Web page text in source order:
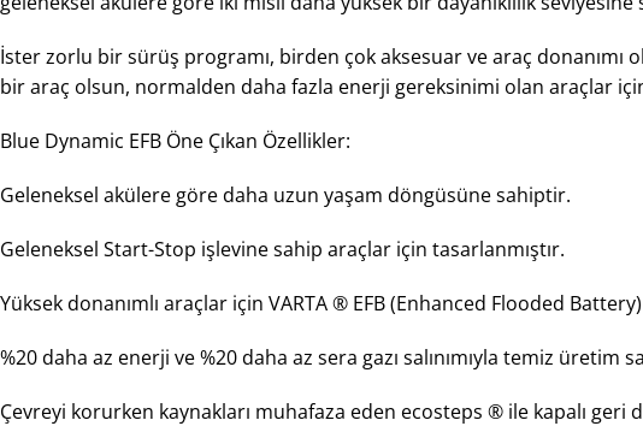
İster zorlu bir sürüş programı, birden çok aksesuar ve araç
bir araç olsun, normalden daha fazla enerji gereksinimi olan araçlar
Blue Dynamic EFB Öne Çıkan Özellikler:
Geleneksel akülere göre daha uzun yaşam döngüsüne sahiptir.
Geleneksel Start-Stop işlevine sahip araçlar için tasarlanmıştır.
Yüksek donanımlı araçlar için VARTA ® EFB (Enhanced Flooded
%20 daha az enerji ve %20 daha az sera gazı salınımıyla temiz üretim
Çevreyi korurken kaynakları muhafaza eden ecosteps ® ile kapalı geri